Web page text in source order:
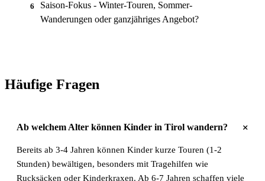
6
Saison-Fokus - Winter-Touren, Sommer-
Wanderungen oder ganzjähriges Angebot?
Häufige Fragen
Ab welchem Alter können Kinder in Tirol wandern? +
Bereits ab 3-4 Jahren können Kinder kurze Touren (1-2
Stunden) bewältigen, besonders mit Tragehilfen wie
Rucksäcken oder Kinderkraxen. Ab 6-7 Jahren schaffen viele